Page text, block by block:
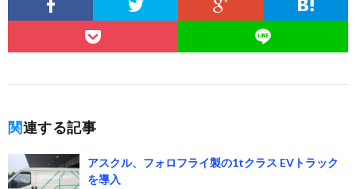
関連する記事
アスクル、フォロフライ製の1tクラス EVトラック
を導入